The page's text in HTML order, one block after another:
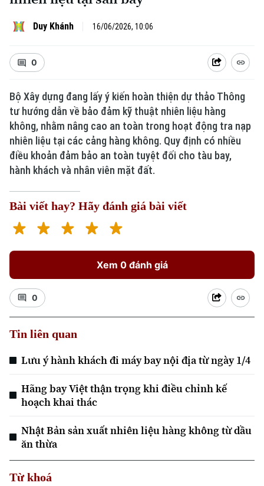
Xu hướng
Duy Khánh 16/06/2026, 10:06
0
Bộ Xây dựng đang lấy ý kiến hoàn thiện dự thảo Thông
tư hướng dẫn về bảo đảm kỹ thuật nhiên liệu hàng
không, nhằm nâng cao an toàn trong hoạt động tra nạp
nhiên liệu tại các cảng hàng không. Quy định có nhiều
điều khoản đảm bảo an toàn tuyệt đối cho tàu bay,
hành khách và nhân viên mặt đất.
Bài viết hay? Hãy đánh giá bài viết
Xem 0 đánh giá
0
Tin liên quan
Lưu ý hành khách đi máy bay nội địa từ ngày 1/4
Hãng bay Việt thận trọng khi điều chỉnh kế
hoạch khai thác
Nhật Bản sản xuất nhiên liệu hàng không từ dầu
ăn thừa
Từ khoá